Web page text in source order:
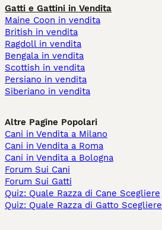
Gatti e Gattini in Vendita
Maine Coon in vendita
British in vendita
Ragdoll in vendita
Bengala in vendita
Scottish in vendita
Persiano in vendita
Siberiano in vendita
Altre Pagine Popolari
Cani in Vendita a Milano
Cani in Vendita a Roma
Cani in Vendita a Bologna
Forum Sui Cani
Forum Sui Gatti
Quiz: Quale Razza di Cane Scegliere
Quiz: Quale Razza di Gatto Scegliere